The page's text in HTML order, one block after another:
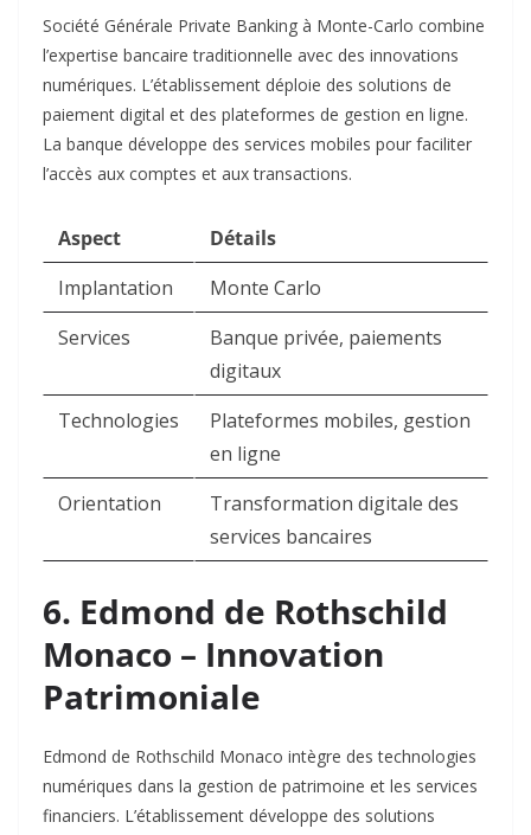
Société Générale Private Banking à Monte-Carlo combine
l’expertise bancaire traditionnelle avec des innovations
numériques. L’établissement déploie des solutions de
paiement digital et des plateformes de gestion en ligne.
La banque développe des services mobiles pour faciliter
l’accès aux comptes et aux transactions.​
Aspect
Détails
Implantation
Monte Carlo
Services
Banque privée, paiements
digitaux
Technologies
Plateformes mobiles, gestion
en ligne
Orientation
Transformation digitale des
services bancaires
6. Edmond de Rothschild
Monaco – Innovation
Patrimoniale
Edmond de Rothschild Monaco intègre des technologies
numériques dans la gestion de patrimoine et les services
financiers. L’établissement développe des solutions